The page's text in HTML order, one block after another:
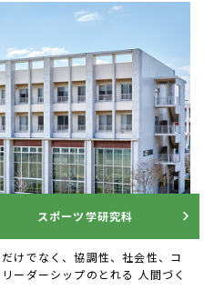
交通アクセス
せ一覧
スポーツ学研究科
けでなく、協調性、社会性、コ
ーダーシップのとれる 人間づく